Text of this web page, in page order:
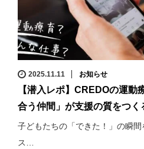
2025.11.11 お知らせ
【潜入レポ】CREDOの運動
合う仲間」が支援の質をつく
子どもたちの「できた！」の瞬
ス…